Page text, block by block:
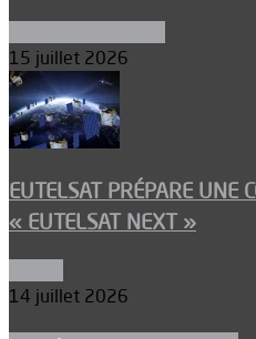
15 juillet 2026
EUTELSAT PRÉPARE UNE
« EUTELSAT NEXT »
14 juillet 2026